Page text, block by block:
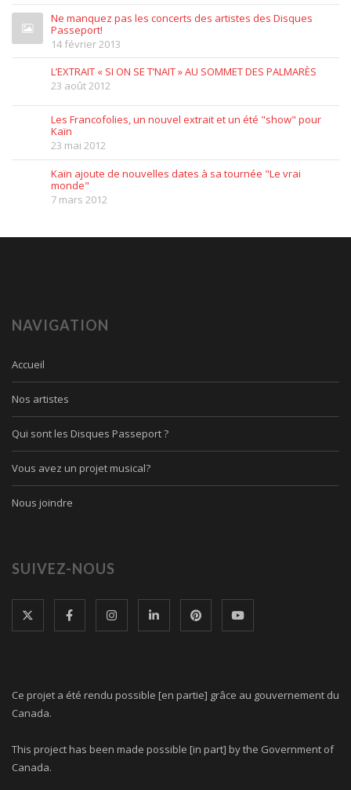
Ne manquez pas les concerts des artistes des Disques
Passeport!
14 février 2013
L’EXTRAIT « SI ON SE T’NAIT » AU SOMMET DES PALMARÈS
23 août 2012
Les Francofolies, un nouvel extrait et un été "show" pour
Kaïn
23 mai 2012
Kaïn ajoute de nouvelles dates à sa tournée "Le vrai
monde"
7 mars 2012
NAVIGATION
Accueil
Nos artistes
Qui sont les Disques Passeport ?
Vous avez un projet musical?
Nous joindre
SUIVEZ-NOUS
Ce projet a été rendu possible [en partie] grâce au gouvernement du
Canada.
This project has been made possible [in part] by the Government of
Canada.